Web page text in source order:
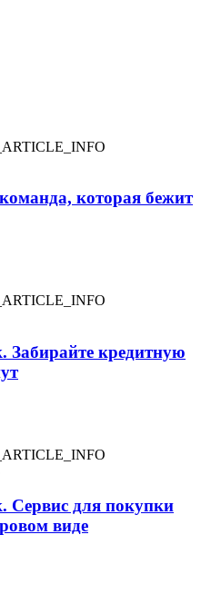
которая бежит
Забирайте кредитную
Сервис для покупки
виде